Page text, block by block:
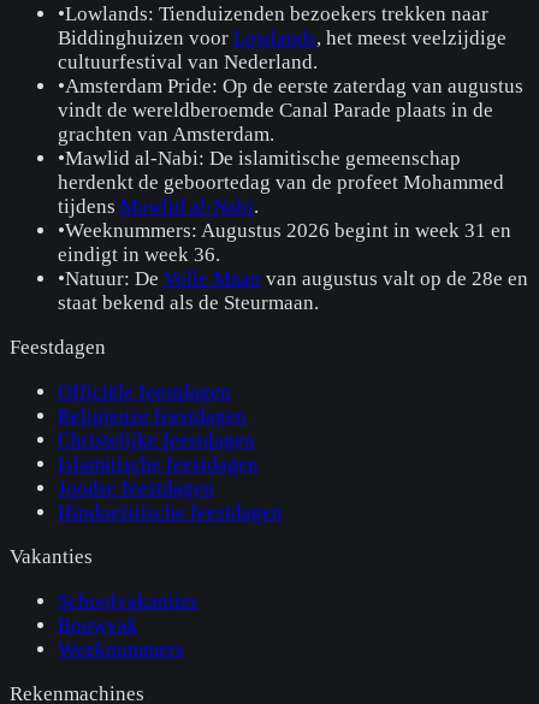
•Lowlands: Tienduizenden bezoekers trekken naar
Biddinghuizen voor Lowlands, het meest veelzijdige
cultuurfestival van Nederland.
•Amsterdam Pride: Op de eerste zaterdag van augustus
vindt de wereldberoemde Canal Parade plaats in de
grachten van Amsterdam.
•Mawlid al-Nabi: De islamitische gemeenschap
herdenkt de geboortedag van de profeet Mohammed
tijdens Mawlid al-Nabi.
•Weeknummers: Augustus 2026 begint in week 31 en
eindigt in week 36.
•Natuur: De Volle Maan van augustus valt op de 28e en
staat bekend als de Steurmaan.
Feestdagen
Officiële feestdagen
Religieuze feestdagen
Christelijke feestdagen
Islamitische feestdagen
Joodse feestdagen
Hindoeïstische feestdagen
Vakanties
Schoolvakanties
Bouwvak
Weeknummers
Rekenmachines